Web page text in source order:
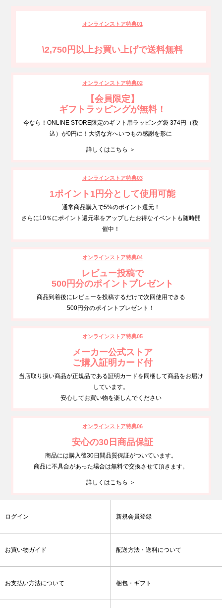
オンラインストア特典01
\2,750円以上お買い上げで送料無料
オンラインストア特典02
【会員限定】
ギフトラッピングが無料！
今なら！ONLINE STORE限定のギフト用ラッピング袋 374円（税
込）が0円に！大切な方へいつもの感謝を形に
詳しくはこちら ＞
オンラインストア特典03
1ポイント1円分として使用可能
通常商品購入で5%のポイント還元！
さらに10％にポイント還元率をアップしたお得なイベントも随時開
催中！
オンラインストア特典04
レビュー投稿で
500円分のポイントプレゼント
商品到着後にレビューを投稿するだけで次回使用できる
500円分のポイントプレゼント！
オンラインストア特典05
メーカー公式ストア
ご購入証明カード付
当店取り扱い商品が正規品である証明カードを同梱して商品をお届け
しています。
安心してお買い物を楽しんでください
オンラインストア特典06
安心の30日商品保証
商品には購入後30日間品質保証がついています。
商品に不具合があった場合は無料で交換させて頂きます。
詳しくはこちら ＞
ログイン 新規会員登録
お買い物ガイド 配送方法・送料について
お支払い方法について 梱包・ギフト